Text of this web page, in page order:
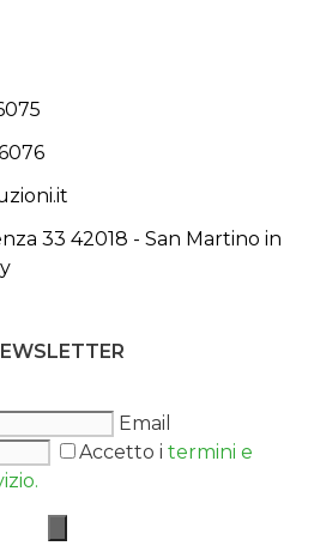
33 42018 - San Martino in
Email
Accetto i termini e